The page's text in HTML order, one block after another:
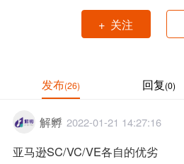
+ 关注
发布(26) 回复(0)
解孵 2022-01-21 14:27:16
亚马逊SC/VC/VE各自的优劣